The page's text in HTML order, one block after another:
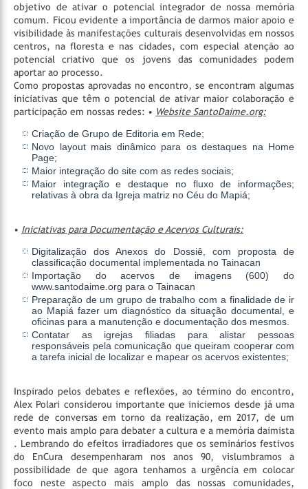
objetivo de ativar o potencial integrador de nossa memória
comum. Ficou evidente a importância de darmos maior apoio e
visibilidade às manifestações culturais desenvolvidas em nossos
centros, na floresta e nas cidades, com especial atenção ao
potencial criativo que os jovens das comunidades podem
aportar ao processo.
Como propostas aprovadas no encontro, se encontram algumas
iniciativas que têm o potencial de ativar maior colaboração e
participação em nossas redes: • Website SantoDaime.org:
Criação de Grupo de Editoria em Rede;
Novo layout mais dinâmico para os destaques na Home
Page;
Maior integração do site com as redes sociais;
Maior integração e destaque no fluxo de informações;
relativas à obra da Igreja matriz no Céu do Mapiá;
• Iniciativas para Documentação e Acervos Culturais:
Digitalização dos Anexos do Dossiê, com proposta de
classificação documental implementada no Tainacan
Importação do acervos de imagens (600) do
www.santodaime.org para o Tainacan
Preparação de um grupo de trabalho com a finalidade de ir
ao Mapiá fazer um diagnóstico da situação documental, e
oficinas para a manutenção e documentação dos mesmos.
Contatar as igrejas filiadas para alistar pessoas
responsáveis pela comunicação que queiram cooperar com
a tarefa inicial de localizar e mapear os acervos existentes;
Inspirado pelos debates e reflexões, ao término do encontro,
Alex Polari considerou importante que iniciemos desde já uma
rede de conversas em torno da realização, em 2017, de um
evento mais amplo para debater a cultura e a memória daimista
. Lembrando do efeitos irradiadores que os seminários festivos
do EnCura desempenharam nos anos 90, vislumbramos a
possibilidade de que agora tenhamos a urgência em colocar
foco neste aspecto mais amplo das nossas comunidades,